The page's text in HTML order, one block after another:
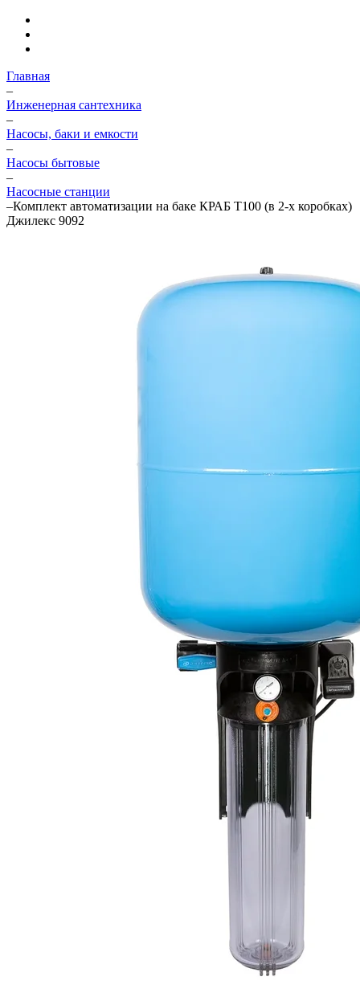
Главная
–
Инженерная сантехника
–
Насосы, баки и емкости
–
Насосы бытовые
–
Насосные станции
–Комплект автоматизации на баке КРАБ Т100 (в 2-х коробках)
Джилекс 9092